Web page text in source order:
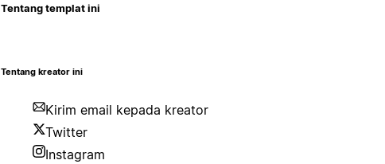
Tentang templat ini
Tentang kreator ini
Kirim email kepada kreator
Twitter
Instagram